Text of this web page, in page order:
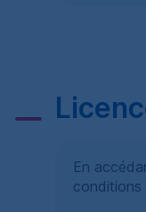
En
conditions